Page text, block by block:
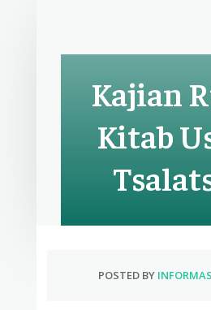
Kajian
Kitab
POSTED BY